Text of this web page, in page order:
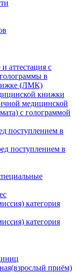
аттестация с
в
(ЛМК)
книжки
медицинской
с голограммой
поступлением в
поступлением в
категория
категория
приём)